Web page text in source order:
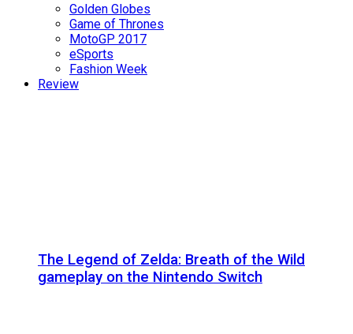
Golden Globes
Game of Thrones
MotoGP 2017
eSports
Fashion Week
Review
The Legend of Zelda: Breath of the Wild
gameplay on the Nintendo Switch